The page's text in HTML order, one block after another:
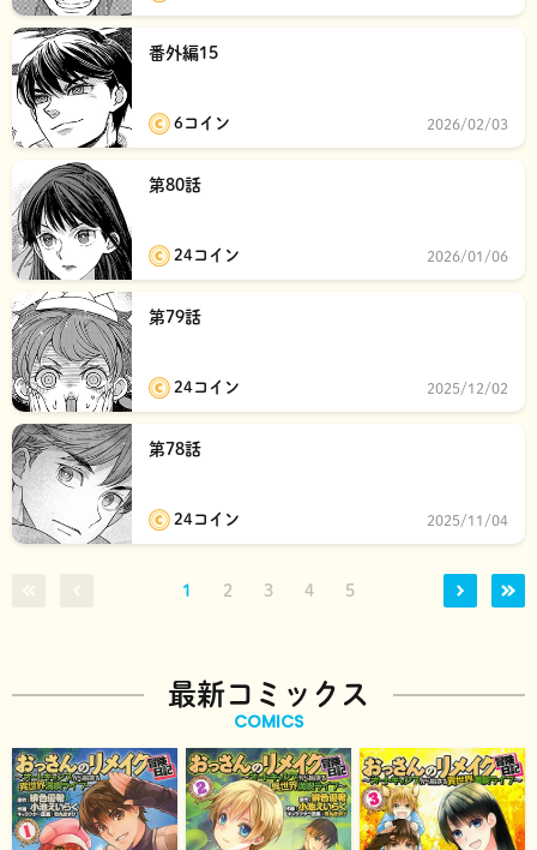
番外編15
6コイン 2026/02/03
第80話
24コイン 2026/01/06
第79話
24コイン 2025/12/02
第78話
24コイン 2025/11/04
1 2 3 4 5
最新コミックス
COMICS